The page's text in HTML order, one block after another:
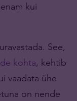
kui
See,
kohta, kehtib
vaadata ühe
on nende